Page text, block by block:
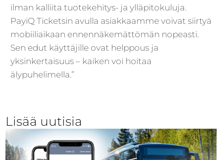
ilman kalliita tuotekehitys- ja ylläpitokuluja.
PayiQ Ticketsin avulla asiakkaamme voivat siirtyä
mobiiliaikaan ennennäkemättömän nopeasti.
Sen edut käyttäjille ovat helppous ja
yksinkertaisuus – kaiken voi hoitaa
älypuhelimella.”
Lisää uutisia